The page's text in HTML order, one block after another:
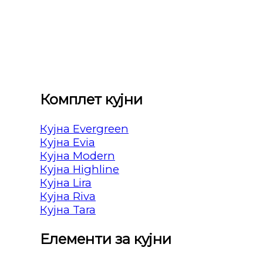
Комплет кујни
Кујна Evergreen
Кујна Evia
Кујна Modern
Кујна Highline
Кујна Lira
Кујна Riva
Кујна Tara
Елементи за кујни